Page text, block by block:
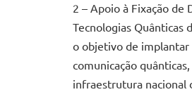
2 – Apoio à Fixação de
Tecnologias Quânticas
o objetivo de implantar
comunicação
infraestrutura nacional